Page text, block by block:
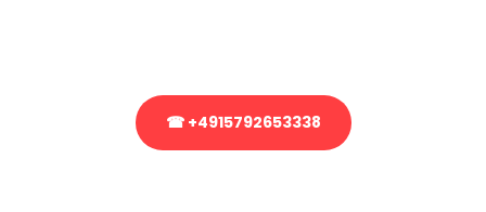
☎ +4915792653338